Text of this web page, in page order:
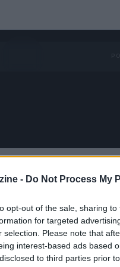
- Do Not Process My
opt-out of the sale, sharing
for targeted
selection. Please note that
interest-based ads based
to third parties prior
Innovation Summit
obiettivo
lestartup emergenti,